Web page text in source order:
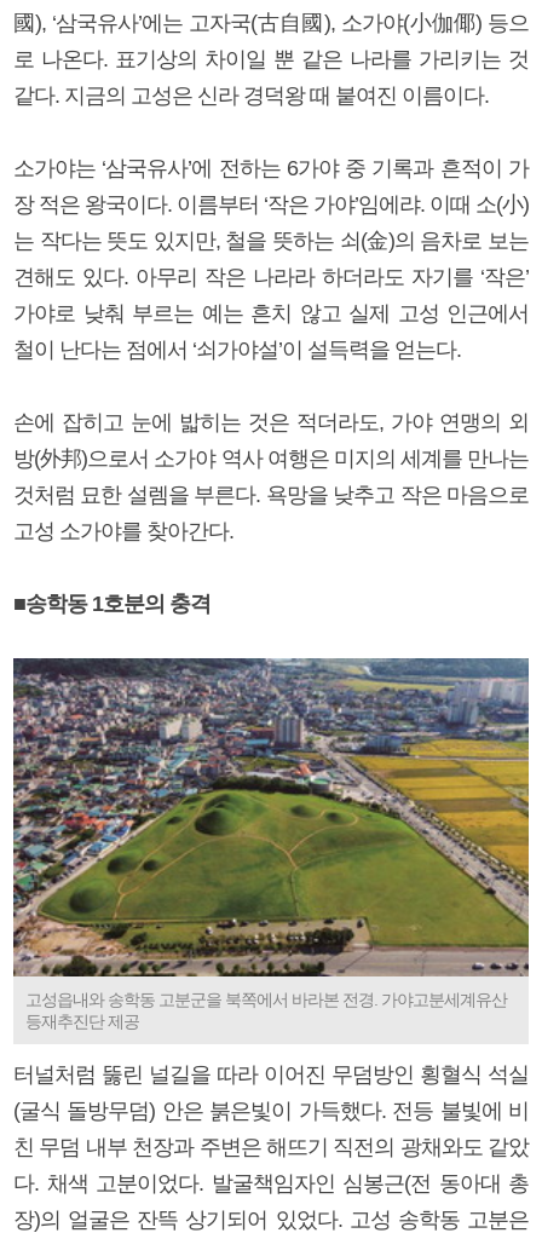
國), ‘삼국유사’에는 고자국(古自國), 소가야(小伽倻) 등으
로 나온다. 표기상의 차이일 뿐 같은 나라를 가리키는 것
같다. 지금의 고성은 신라 경덕왕 때 붙여진 이름이다.
소가야는 ‘삼국유사’에 전하는 6가야 중 기록과 흔적이 가
장 적은 왕국이다. 이름부터 ‘작은 가야’임에랴. 이때 소(小)
는 작다는 뜻도 있지만, 철을 뜻하는 쇠(金)의 음차로 보는
견해도 있다. 아무리 작은 나라라 하더라도 자기를 ‘작은’
가야로 낮춰 부르는 예는 흔치 않고 실제 고성 인근에서
철이 난다는 점에서 ‘쇠가야설’이 설득력을 얻는다.
손에 잡히고 눈에 밟히는 것은 적더라도, 가야 연맹의 외
방(外邦)으로서 소가야 역사 여행은 미지의 세계를 만나는
것처럼 묘한 설렘을 부른다. 욕망을 낮추고 작은 마음으로
고성 소가야를 찾아간다.
■송학동 1호분의 충격
고성읍내와 송학동 고분군을 북쪽에서 바라본 전경. 가야고분세계유산
등재추진단 제공
터널처럼 뚫린 널길을 따라 이어진 무덤방인 횡혈식 석실
(굴식 돌방무덤) 안은 붉은빛이 가득했다. 전등 불빛에 비
친 무덤 내부 천장과 주변은 해뜨기 직전의 광채와도 같았
다. 채색 고분이었다. 발굴책임자인 심봉근(전 동아대 총
장)의 얼굴은 잔뜩 상기되어 있었다. 고성 송학동 고분은